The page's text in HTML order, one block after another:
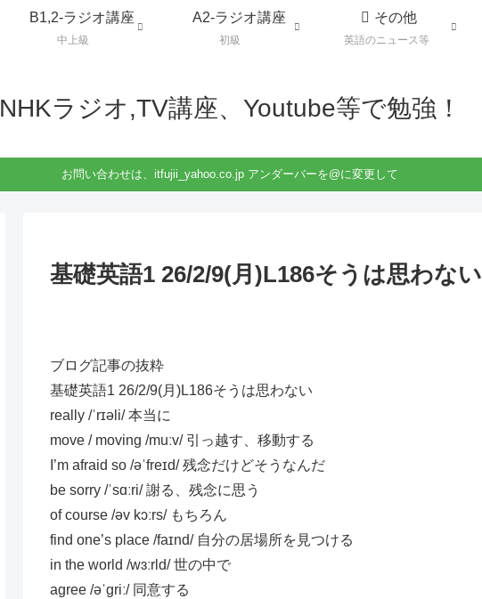
NHKラジオ,TV講座、Youtube等で勉強！
B1,2-ラジオ講座
中上級
A2-ラジオ講座
初級
その他
英語のニュース等
お問い合わせは、itfujii_yahoo.co.jp アンダーバーを@に変更して
基礎英語1 26/2/9(月)L186そうは思わない
ブログ記事の抜粋
基礎英語1 26/2/9(月)L186そうは思わない
really /ˈrɪəli/ 本当に
move / moving /muːv/ 引っ越す、移動する
I’m afraid so /əˈfreɪd/ 残念だけどそうなんだ
be sorry /ˈsɑːri/ 謝る、残念に思う
of course /əv kɔːrs/ もちろん
find one’s place /faɪnd/ 自分の居場所を見つける
in the world /wɜːrld/ 世の中で
agree /əˈɡriː/ 同意する